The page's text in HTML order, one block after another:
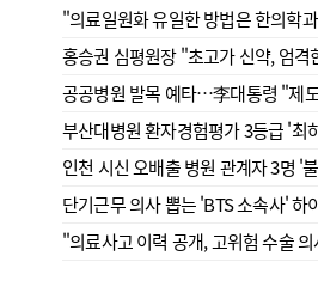
"의료일원화 유일한 방법은 한의학
홍승권 심평원장 " 초고가 신약, 엄격
공공병원 발목 예타…李대통령 "제
부산대병원 환자경험평가 3등급 '최
인천 시신 오배출 병원 관계자 3명 '
단기근무 의사 뽑는 'BTS 소속사' 하
"의료사고 이력 공개, 고위험 수술